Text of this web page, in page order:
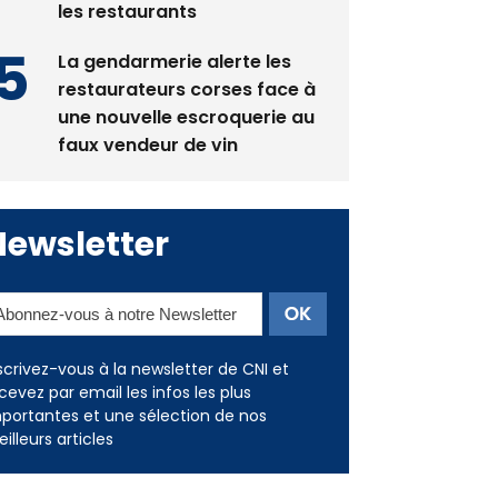
les restaurants
La gendarmerie alerte les
restaurateurs corses face à
une nouvelle escroquerie au
faux vendeur de vin
vous à la newsletter de CNI et
par email les infos les plus
et une sélection de nos
articles